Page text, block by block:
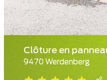
Clôture en
9470 Werdenberg